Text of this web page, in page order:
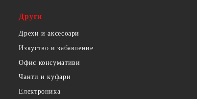
Други
Дрехи и аксесоари
Изкуство и забавление
Офис консумативи
Чанти и куфари
Електроника